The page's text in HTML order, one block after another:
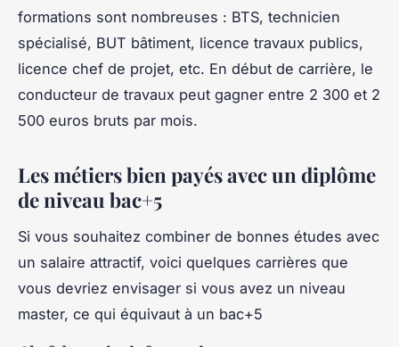
formations sont nombreuses : BTS, technicien
spécialisé, BUT bâtiment, licence travaux publics,
licence chef de projet, etc. En début de carrière, le
conducteur de travaux peut gagner entre 2 300 et 2
500 euros bruts par mois.
Les métiers bien payés avec un diplôme
de niveau bac+5
Si vous souhaitez combiner de bonnes études avec
un salaire attractif, voici quelques carrières que
vous devriez envisager si vous avez un niveau
master, ce qui équivaut à un bac+5